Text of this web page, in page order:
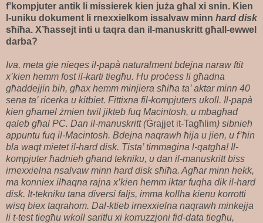
f’kompjuter antik li missierek kien juża għal xi snin. Kien
l-uniku dokument li rnexxielkom issalvaw minn hard disk
sħiħa. X’ħassejt inti u taqra dan il-manuskritt għall-ewwel
darba?
Iva, meta ġie nieqes il-papà naturalment bdejna naraw ftit
x’kien hemm fost il-karti tiegħu. Hu proċess li għadna
għaddejjin bih, għax hemm minjiera sħiħa ta’ aktar minn 40
sena ta’ riċerka u kitbiet. Fittixna fil-kompjuters ukoll. Il-papà
kien għamel żmien twil jikteb fuq Macintosh, u mbagħad
qaleb għal PC. Dan il-manuskritt (Ġrajjet it-Tagħlim) sibnieh
appuntu fuq il-Macintosh. Bdejna naqrawh ħija u jien, u f’ħin
bla waqt mietet il-hard disk. Tista’ timmaġina l-qatgħa! Il-
kompjuter ħadnieh għand tekniku, u dan il-manuskritt biss
irnexxielna nsalvaw minn hard disk sħiħa. Agħar minn hekk,
ma konniex ilħaqna rajna x’kien hemm iktar fuqha dik il-hard
disk. It-tekniku tana diversi faljs, imma kollha kienu korrotti
wisq biex taqrahom. Dal-ktieb irnexxielna naqrawh minkejja
li t-test tiegħu wkoll saritlu xi korruzzjoni fid-data tiegħu,